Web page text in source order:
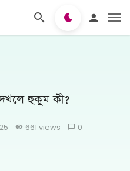
হুকুম কী?
661 views 0